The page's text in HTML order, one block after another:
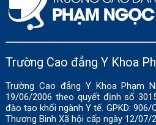
Trường Cao đẳng Y Khoa
Trường Cao đẳng Y Khoa Phạm
19/06/2006 theo quyết định số
đào tạo khối ngành Y tế. GPKD:
Thương Binh Xã hội cấp ngày 12/07/